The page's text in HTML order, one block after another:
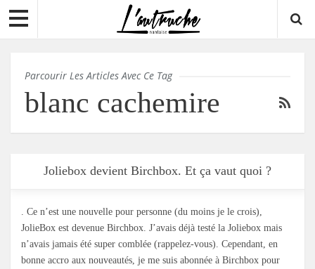
Parcourir Les Articles Avec Ce Tag
blanc cachemire
Joliebox devient Birchbox. Et ça vaut quoi ?
. Ce n’est une nouvelle pour personne (du moins je le crois),
JolieBox est devenue Birchbox. J’avais déjà testé la Joliebox mais
n’avais jamais été super comblée (rappelez-vous). Cependant, en
bonne accro aux nouveautés, je me suis abonnée à Birchbox pour